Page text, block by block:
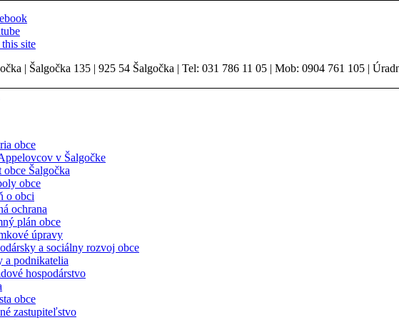
site
| Šalgočka 135 | 925 54 Šalgočka | Tel: 031 786 11 05 | Mob: 0904 761 105 |
obce
v Šalgočke
obce Šalgočka
obce
o obci
ochrana
plán obce
úpravy
a sociálny rozvoj obce
a podnikatelia
hospodárstvo
obce
zastupiteľstvo